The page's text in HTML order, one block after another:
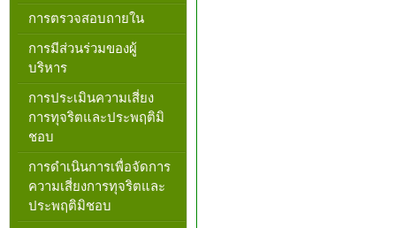
การตรวจสอบถายใน
การมีส่วนร่วมของผู้
บริหาร
การประเมินความเสี่ยง
การทุจริตและประพฤติมิ
ชอบ
การดำเนินการเพื่อจัดการ
ความเสี่ยงการทุจริตและ
ประพฤติมิชอบ